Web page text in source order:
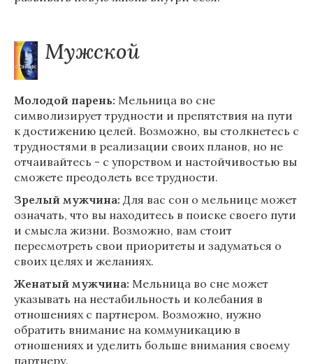
Мужской
Молодой парень: Мельница во сне
символизирует трудности и препятствия на пути
к достижению целей. Возможно, вы столкнетесь с
трудностями в реализации своих планов, но не
отчаивайтесь - с упорством и настойчивостью вы
сможете преодолеть все трудности.
Зрелый мужчина: Для вас сон о мельнице может
означать, что вы находитесь в поиске своего пути
и смысла жизни. Возможно, вам стоит
пересмотреть свои приоритеты и задуматься о
своих целях и желаниях.
Женатый мужчина: Мельница во сне может
указывать на нестабильность и колебания в
отношениях с партнером. Возможно, нужно
обратить внимание на коммуникацию в
отношениях и уделить больше внимания своему
партнеру.